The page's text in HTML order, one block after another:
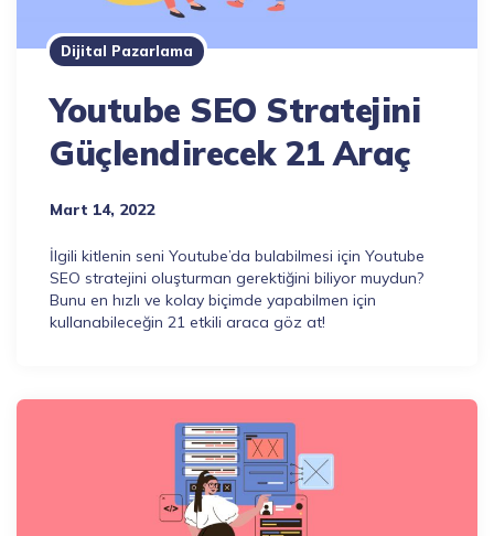
Dijital Pazarlama
Youtube SEO Stratejini
Güçlendirecek 21 Araç
Mart 14, 2022
İlgili kitlenin seni Youtube’da bulabilmesi için Youtube
SEO stratejini oluşturman gerektiğini biliyor muydun?
Bunu en hızlı ve kolay biçimde yapabilmen için
kullanabileceğin 21 etkili araca göz at!